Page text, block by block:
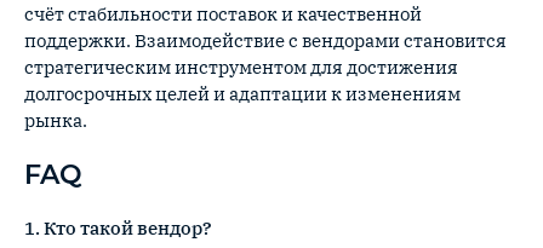
счёт стабильности поставок и качественной
поддержки. Взаимодействие с вендорами становится
стратегическим инструментом для достижения
долгосрочных целей и адаптации к изменениям
рынка.
FAQ
1. Кто такой вендор?